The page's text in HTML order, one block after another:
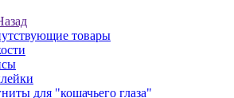
товары
для "кошачьего глаза"